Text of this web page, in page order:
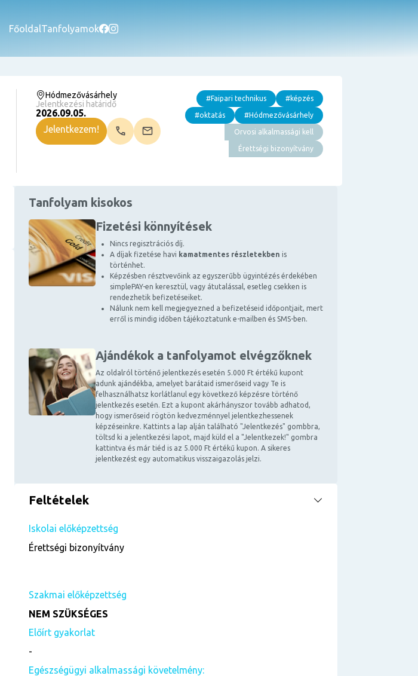
Főoldal Tanfolyamok
Hódmezővásárhely
Jelentkezési határidő
2026.09.05.
Jelentkezem!
#Faipari technikus #képzés
#oktatás #Hódmezővásárhely
Orvosi alkalmassági kell
Érettségi bizonyítvány
Tanfolyam kisokos
Fizetési könnyítések
Nincs regisztrációs díj.
A díjak fizetése havi kamatmentes részletekben is
történhet.
Képzésben résztvevőink az egyszerűbb ügyintézés érdekében
simplePAY-en keresztül, vagy átutalással, esetleg csekken is
rendezhetik befizetéseiket.
Nálunk nem kell megjegyezned a befizetéseid időpontjait, mert
erről is mindig időben tájékoztatunk e-mailben és SMS-ben.
Ajándékok a tanfolyamot elvégzőknek
Az oldalról történő jelentkezés esetén 5.000 Ft értékű kupont
adunk ajándékba, amelyet barátaid ismerőseid vagy Te is
felhasználhatsz korlátlanul egy következő képzésre történő
jelentkezés esetén. Ezt a kupont akárhányszor tovább adhatod,
hogy ismerőseid rögtön kedvezménnyel jelentkezhessenek
képzéseinkre. Kattints a lap alján található "Jelentkezés" gombbra,
töltsd ki a jelentkezési lapot, majd küld el a "Jelentkezek!" gombra
kattintva és már tiéd is az 5.000 Ft értékű kupon. A sikeres
jelentkezést egy automatikus visszaigazolás jelzi.
Feltételek
Iskolai előképzettség
Érettségi bizonyítvány
Szakmai előképzettség
NEM SZÜKSÉGES
Előírt gyakorlat
-
Egészségügyi alkalmassági követelmény: